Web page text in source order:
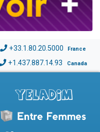
+33.1.80.20.5000 France
+1.437.887.14.93 Canada